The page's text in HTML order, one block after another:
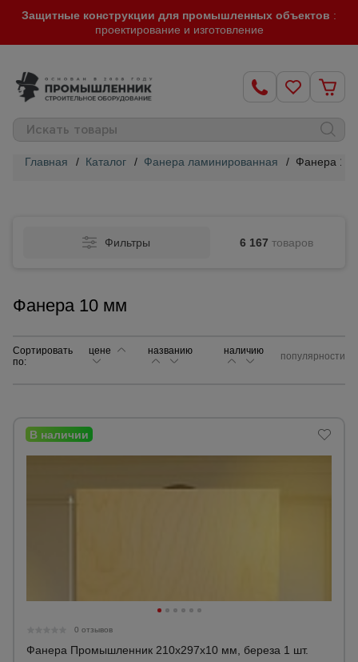
Защитные конструкции для промышленных объектов :
проектирование и изготовление
Главная / Каталог / Фанера ламинированная / Фанера 10
Фильтры 6 167 товаров
Фанера 10 мм
Сортировать
по:
цене названию наличию популярности
0 отзывов
Фанера Промышленник 210x297x10 мм, береза 1 шт.
подъемники
товаров